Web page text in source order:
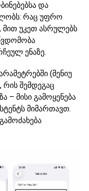
და
რაც უფრო
მით უკეთ ასრულებს
ენაზე.
(მენიუ
რის შემდეგაც
– მისი გამოყენება
მიმართავთ.